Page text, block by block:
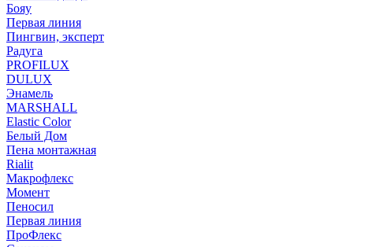
Бояу
Первая линия
Пингвин, эксперт
Радуга
PROFILUX
DULUX
Энамель
MARSHALL
Elastic Color
Белый Дом
Пена монтажная
Rialit
Макрофлекс
Момент
Пеносил
Первая линия
ПроФлекс